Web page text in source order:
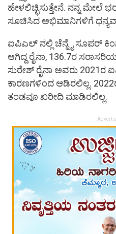
ಹೇಳಲಿಚ್ಛಿಸುತ್ತೇನೆ. ನನ್ನ ಮೇಲೆ
ಸೂಚಿಸಿದ ಅಭಿಮಾನಿಗಳಿಗೆ
ಐಪಿಎಲ್ ನಲ್ಲಿ ಚೆನ್ನೈ ಸೂಪರ್
ಆಗಿದ್ದ ರೈನಾ, 136.7ರ
ಸುರೇಶ್ ರೈನಾ ಅವರು 2021ರ
ಕಾರಣಗಳಿಂದ ಆಡಿರಲಿಲ್ಲ.
ತಂಡವೂ ಖರೀದಿ ಮಾಡಿರಲಿಲ್ಲ.